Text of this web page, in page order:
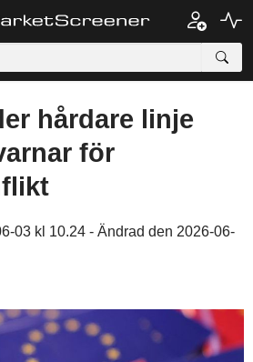
hårdare linje
för
03 kl 10.24 - Ändrad den 2026-06-